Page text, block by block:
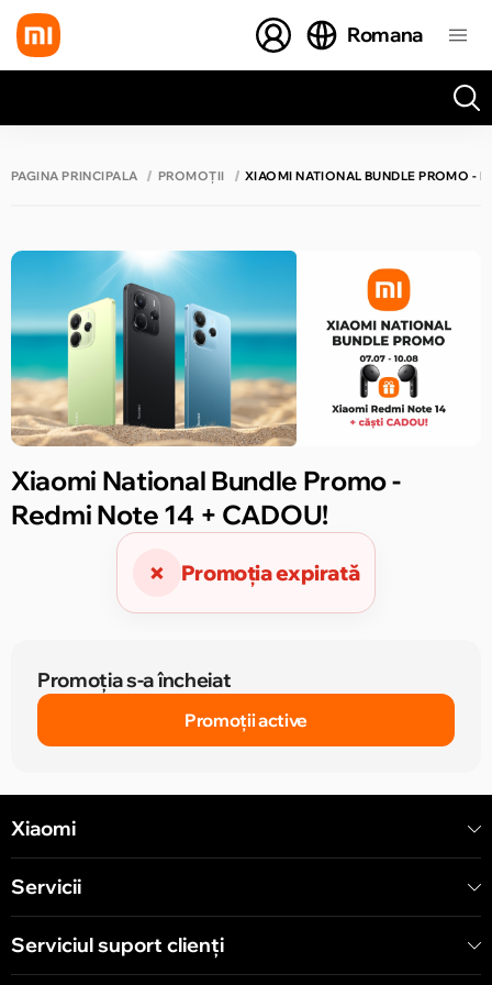
Romana
PAGINA PRINCIPALĂ PROMOȚII XIAOMI NATIONAL BUNDLE PROMO -
Xiaomi National Bundle Promo -
Redmi Note 14 + CADOU!
×
Promoția expirată
Promoția s-a încheiat
Promoții active
Xiaomi
Servicii
Serviciul suport clienţi